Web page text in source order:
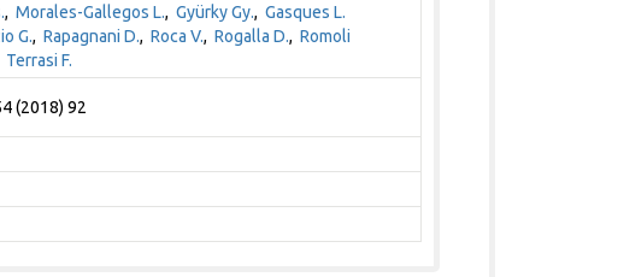
, Morales-Gallegos L., Gyürky Gy., Gasques L.
G., Rapagnani D., Roca V., Rogalla D., Romoli
Terrasi F.
(2018) 92